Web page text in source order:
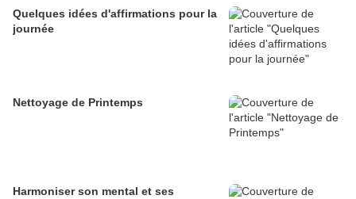
Quelques idées d'affirmations pour la
journée
Nettoyage de Printemps
Harmoniser son mental et ses